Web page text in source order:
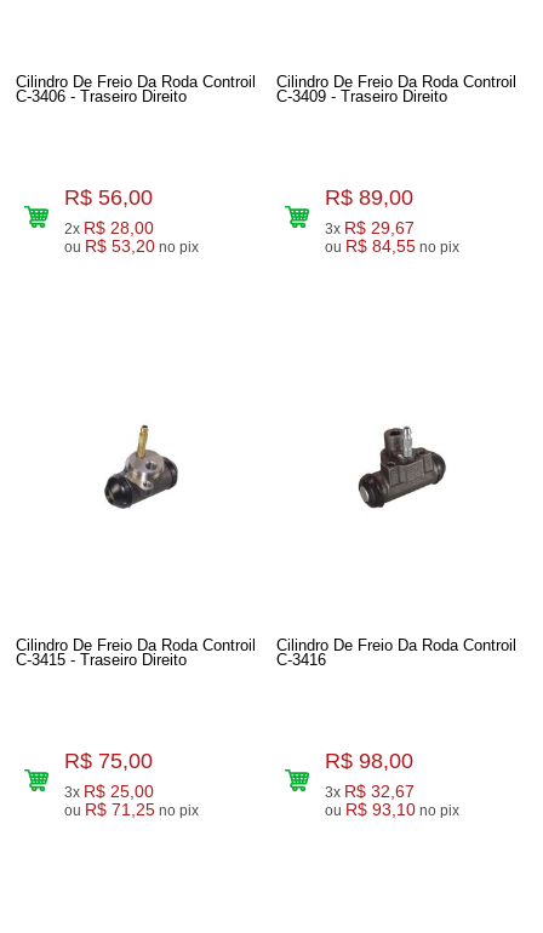
Cilindro De Freio Da Roda Controil
C-3406 - Traseiro Direito
R$ 56,00
2x R$ 28,00
ou R$ 53,20 no pix
Cilindro De Freio Da Roda Controil
C-3409 - Traseiro Direito
R$ 89,00
3x R$ 29,67
ou R$ 84,55 no pix
Cilindro De Freio Da Roda Controil
C-3415 - Traseiro Direito
R$ 75,00
3x R$ 25,00
ou R$ 71,25 no pix
Cilindro De Freio Da Roda Controil
C-3416
R$ 98,00
3x R$ 32,67
ou R$ 93,10 no pix